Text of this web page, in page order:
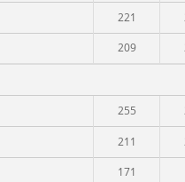
221
209
255
211
171